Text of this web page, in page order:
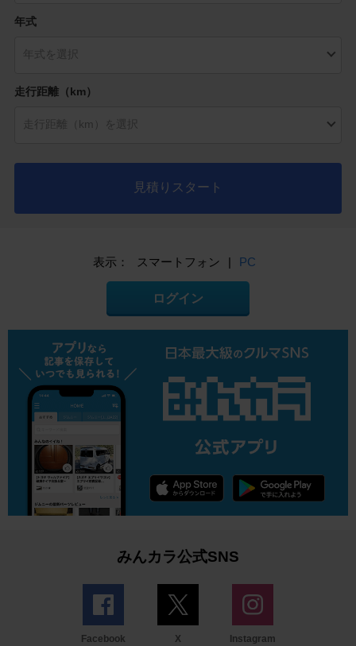
年式
走行距離（km）
見積りスタート
表示： スマートフォン | PC
ログイン
みんカラ公式SNS
Facebook X Instagram